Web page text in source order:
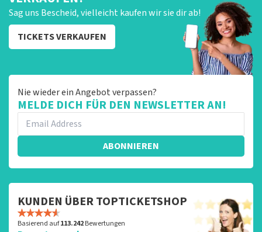
Sag uns Bescheid, vielleicht kaufen wir sie dir ab!
TICKETS VERKAUFEN
Nie wieder ein Angebot verpassen?
MELDE DICH FÜR DEN NEWSLETTER AN!
ABONNIEREN
KUNDEN ÜBER TOPTICKETSHOP
Basierend auf113.242Bewertungen